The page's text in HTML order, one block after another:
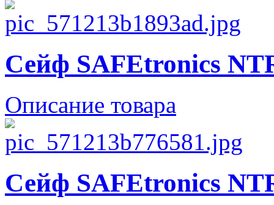
Сейф SAFEtronics
Описание товара
Сейф SAFEtronics